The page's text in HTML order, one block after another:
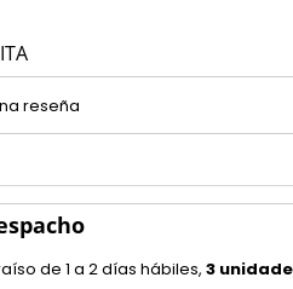
reseña
de 1 a 2 días hábiles, 3